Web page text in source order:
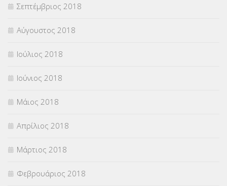
Σεπτέμβριος 2018
Αύγουστος 2018
Ιούλιος 2018
Ιούνιος 2018
Μάιος 2018
Απρίλιος 2018
Μάρτιος 2018
Φεβρουάριος 2018